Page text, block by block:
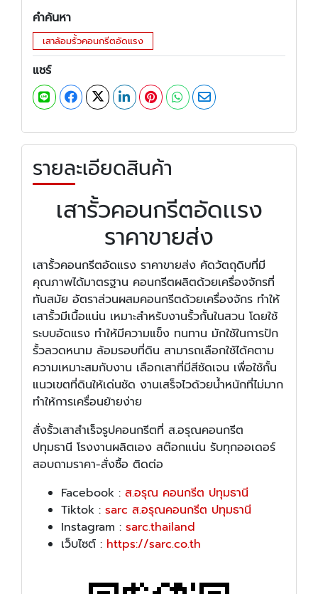
คำค้นหา
เสาล้อมรั้วคอนกรีตอัดแรง
แชร์
รายละเอียดสินค้า
เสารั้วคอนกรีตอัดเเรง
ราคาขายส่ง
เสารั้วคอนกรีตอัดแรง ราคาขายส่ง คัดวัตถุดิบที่มี
คุณภาพได้มาตรฐาน คอนกรีตผลิตด้วยเครื่องจักรที่
ทันสมัย อัตราส่วนผสมคอนกรีตด้วยเครื่องจักร ทำให้
เสารั้วมีเนื้อแน่น เหมาะสำหรับงานรั้วกั้นในสวน โดยใช้
ระบบอัดแรง ทำให้มีความแข็ง ทนทาน มักใช้ในการปัก
รั้วลวดหนาม ล้อมรอบที่ดิน สามารถเลือกใช้ได้คตาม
ความเหมาะสมกับงาน เลือกเสาที่มีสีชัดเจน เพื่อใช้กั้น
แนวเขตที่ดินให้เด่นชัด งานเสร็จไวด้วยน้ำหนักที่ไม่มาก
ทำให้การเครื่อนย้ายง่าย
สั่งรั้วเสาสำเร็จรูปคอนกรีตที่ ส.อรุณคอนกรีต
ปทุมธานี โรงงานผลิตเอง สต๊อกแน่น รับทุกออเดอร์
สอบถามราคา-สั่งซื้อ ติดต่อ
Facebook : ส.อรุณ คอนกรีต ปทุมธานี
Tiktok : sarc ส.อรุณคอนกรีต ปทุมธานี
Instagram : sarc.thailand
เว็บไซต์ : https://sarc.co.th